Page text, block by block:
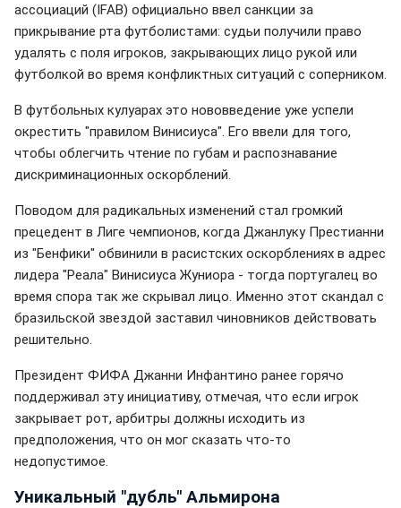
ассоциаций (IFAB) официально ввел санкции за
прикрывание рта футболистами: судьи получили право
удалять с поля игроков, закрывающих лицо рукой или
футболкой во время конфликтных ситуаций с соперником.
В футбольных кулуарах это нововведение уже успели
окрестить "правилом Винисиуса". Его ввели для того,
чтобы облегчить чтение по губам и распознавание
дискриминационных оскорблений.
Поводом для радикальных изменений стал громкий
прецедент в Лиге чемпионов, когда Джанлуку Престианни
из "Бенфики" обвинили в расистских оскорблениях в адрес
лидера "Реала" Винисиуса Жуниора - тогда португалец во
время спора так же скрывал лицо. Именно этот скандал с
бразильской звездой заставил чиновников действовать
решительно.
Президент ФИФА Джанни Инфантино ранее горячо
поддерживал эту инициативу, отмечая, что если игрок
закрывает рот, арбитры должны исходить из
предположения, что он мог сказать что-то
недопустимое.
Уникальный "дубль" Альмирона